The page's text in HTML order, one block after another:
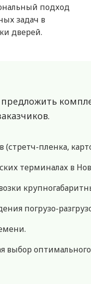
подход
задач в
дверей.
пленка,
терминалах в
погрузо-
выбор